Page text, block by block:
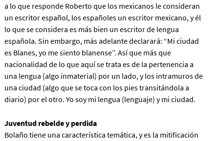
a lo que responde Roberto que los mexicanos le consideran
un escritor español, los españoles un escritor mexicano, y él
lo que se considera es más bien un escritor de lengua
española. Sin embargo, más adelante declarará: “Mi ciudad
es Blanes, yo me siento blanense”. Así que más que
nacionalidad de lo que aquí se trata es de la pertenencia a
una lengua (algo inmaterial) por un lado, y los intramuros de
una ciudad (algo que se toca con los pies transitándola a
diario) por el otro. Yo soy mi lengua (lenguaje) y mi ciudad.
Juventud rebelde y perdida
Bolaño tiene una característica temática, y es la mitificación